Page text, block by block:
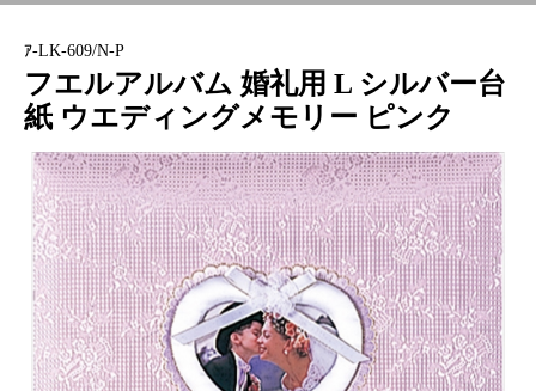
ｱ-LK-609/N-P
フエルアルバム 婚礼用 L シルバー台
紙 ウエディングメモリー ピンク
フエルアルバム婚礼用
メーカー希望小売価格：